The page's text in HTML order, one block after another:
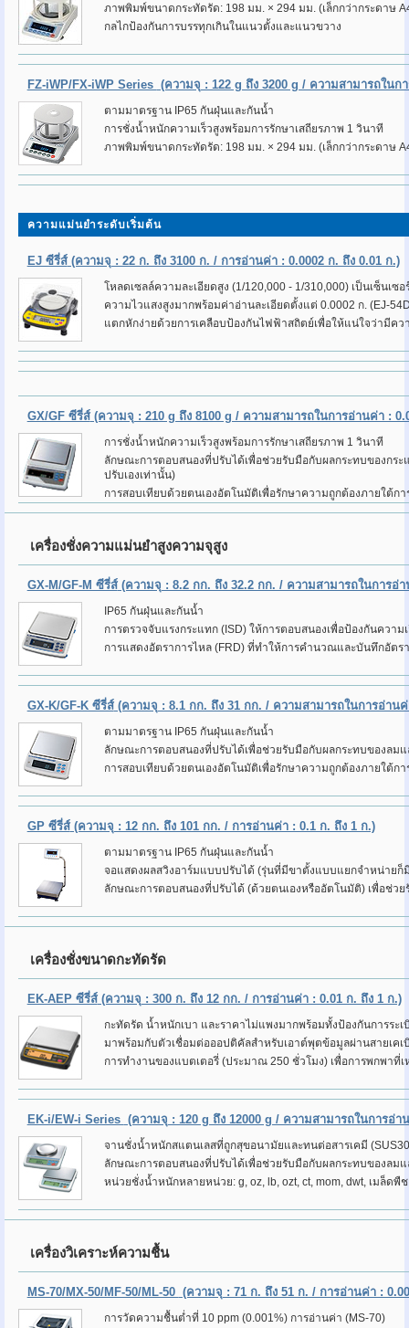
ภาพพิมพ์ขนาดกระทัดรัด: 198 มม. × 294 มม. (เล็กกว่ากระดาษ
กลไกป้องกันการบรรทุกเกินในแนวตั้งและแนวขวาง
FZ-iWP/FX-iWP Series (ความจุ : 122 g ถึง 3200 g / ความสามารถในก
ตามมาตรฐาน IP65 กันฝุ่นและกันน้ำ
การชั่งน้ำหนักความเร็วสูงพร้อมการรักษาเสถียรภาพ 1 วินาที
ภาพพิมพ์ขนาดกระทัดรัด: 198 มม. × 294 มม. (เล็กกว่ากระดาษ
ความแม่นยำระดับเริ่มต้น
EJ ซีรี่ส์(ความจุ : 22 ก. ถึง 3100 ก. / การอ่านค่า : 0.0002 ก. ถึง 0.01 ก.)
โหลดเซลล์ความละเอียดสูง (1/120,000 - 1/310,000) เป็นเซ็นเซ
ความไวแสงสูงมากพร้อมค่าอ่านละเอียดตั้งแต่ 0.0002 ก. (EJ-
แตกหักง่ายด้วยการเคลือบป้องกันไฟฟ้าสถิตย์เพื่อให้แน่ใจว่ามีค
GX/GF ซีรี่ส์(ความจุ : 210 g ถึง 8100 g / ความสามารถในการอ่านค่า :
การชั่งน้ำหนักความเร็วสูงพร้อมการรักษาเสถียรภาพ 1 วินาที
ลักษณะการตอบสนองที่ปรับได้เพื่อช่วยรับมือกับผลกระทบของกร
ปรับเองเท่านั้น)
การสอบเทียบด้วยตนเองอัตโนมัติเพื่อรักษาความถูกต้องภายใต้ก
เครื่องชั่งความแม่นยำสูงความจุสูง
GX-M/GF-M ซีรี่ส์(ความจุ : 8.2 กก. ถึง 32.2 กก. / ความสามารถในการอ่า
IP65 กันฝุ่นและกันน้ำ
การตรวจจับแรงกระแทก (ISD) ให้การตอบสนองเพื่อป้องกันความ
การแสดงอัตราการไหล (FRD) ที่ทำให้การคำนวณและบันทึกอัต
GX-K/GF-K ซีรี่ส์(ความจุ : 8.1 กก. ถึง 31 กก. / ความสามารถในการอ่านค่
ตามมาตรฐาน IP65 กันฝุ่นและกันน้ำ
ลักษณะการตอบสนองที่ปรับได้เพื่อช่วยรับมือกับผลกระทบของลมแ
การสอบเทียบด้วยตนเองอัตโนมัติเพื่อรักษาความถูกต้องภายใต้ก
GP ซีรี่ส์(ความจุ : 12 กก. ถึง 101 กก. / การอ่านค่า : 0.1 ก. ถึง 1 ก.)
ตามมาตรฐาน IP65 กันฝุ่นและกันน้ำ
จอแสดงผลสวิงอาร์มแบบปรับได้ (รุ่นที่มีขาตั้งแบบแยกจำหน่ายก็
ลักษณะการตอบสนองที่ปรับได้ (ด้วยตนเองหรืออัตโนมัติ) เพื่อช่ว
เครื่องชั่งขนาดกะทัดรัด
EK-AEP ซีรี่ส์(ความจุ : 300 ก. ถึง 12 กก. / การอ่านค่า : 0.01 ก. ถึง 1 ก.)
กะทัดรัด น้ำหนักเบา และราคาไม่แพงมากพร้อมทั้งป้องกันการระเ
มาพร้อมกับตัวเชื่อมต่อออปติคัลสำหรับเอาต์พุตข้อมูลผ่านสายเค
การทำงานของแบตเตอรี่ (ประมาณ 250 ชั่วโมง) เพื่อการพกพา
EK-i/EW-i Series (ความจุ : 120 g ถึง 12000 g / ความสามารถในการอ่า
จานชั่งน้ำหนักสแตนเลสที่ถูกสุขอนามัยและทนต่อสารเคมี
ลักษณะการตอบสนองที่ปรับได้เพื่อช่วยรับมือกับผลกระทบของลมแ
หน่วยชั่งน้ำหนักหลายหน่วย: g, oz, lb, ozt, ct, mom, dwt, เมล็ดพื
เครื่องวิเคราะห์ความชื้น
MS-70/MX-50/MF-50/ML-50 (ความจุ : 71 ก. ถึง 51 ก. / การอ่านค่า :
การวัดความชื้นต่ำที่ 10 ppm (0.001%) การอ่านค่า (MS-70)